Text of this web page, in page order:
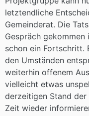
letztendliche
Gemeinderat. Die
Gespräch
schon ein Fortschritt.
den Umständen
weiterhin offenem
vielleicht etwas
derzeitigen Stand
Zeit wieder